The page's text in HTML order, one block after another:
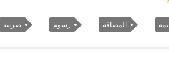
المضافة رسوم ضريبة